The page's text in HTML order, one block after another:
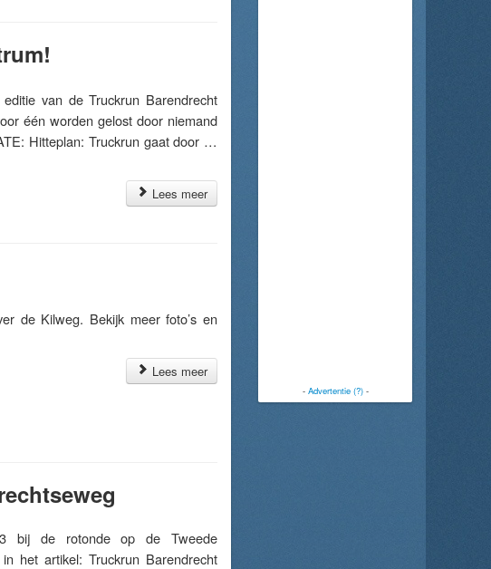
van de Truckrun Barendrecht
één worden gelost door niemand
Hitteplan: Truckrun gaat door …
Lees meer
de Kilweg. Bekijk meer foto’s en
Lees meer
bij de rotonde op de Tweede
het artikel: Truckrun Barendrecht
- Advertentie (?)-